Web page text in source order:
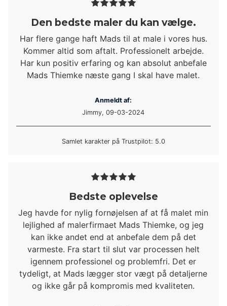
Den bedste maler du kan vælge.
Har flere gange haft Mads til at male i vores hus.
Kommer altid som aftalt. Professionelt arbejde.
Har kun positiv erfaring og kan absolut anbefale
Mads Thiemke næste gang I skal have malet.
Anmeldt af:
Jimmy, 09-03-2024
Samlet karakter på Trustpilot: 5.0
Bedste oplevelse
Jeg havde for nylig fornøjelsen af at få malet min
lejlighed af malerfirmaet Mads Thiemke, og jeg
kan ikke andet end at anbefale dem på det
varmeste. Fra start til slut var processen helt
igennem professionel og problemfri. Det er
tydeligt, at Mads lægger stor vægt på detaljerne
og ikke går på kompromis med kvaliteten.